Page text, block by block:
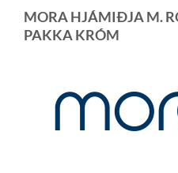
MORA HJÁMIÐJA M.
PAKKA KRÓM